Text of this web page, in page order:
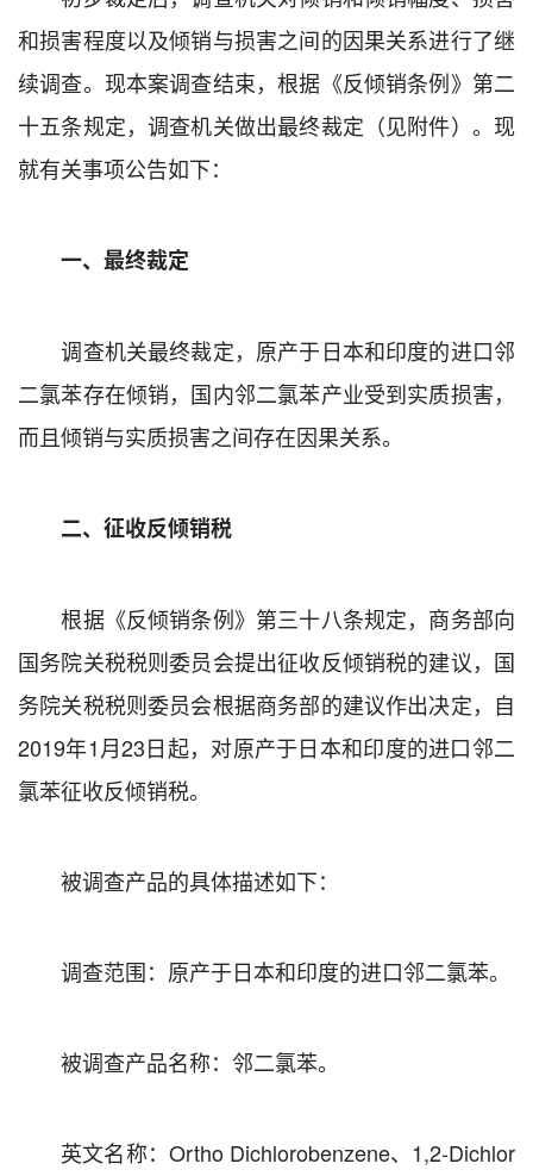
和损害程度以及倾销与损害之间的因果关系进行了继
续调查。现本案调查结束，根据《反倾销条例》第二
十五条规定，调查机关做出最终裁定（见附件）。现
就有关事项公告如下：
一、最终裁定
调查机关最终裁定，原产于日本和印度的进口邻
二氯苯存在倾销，国内邻二氯苯产业受到实质损害，
而且倾销与实质损害之间存在因果关系。
二、征收反倾销税
根据《反倾销条例》第三十八条规定，商务部向
国务院关税税则委员会提出征收反倾销税的建议，国
务院关税税则委员会根据商务部的建议作出决定，自
2019年1月23日起，对原产于日本和印度的进口邻二
氯苯征收反倾销税。
被调查产品的具体描述如下：
调查范围：原产于日本和印度的进口邻二氯苯。
被调查产品名称：邻二氯苯。
英文名称： Ortho Dichlorobenzene、 1,2-Dichlor